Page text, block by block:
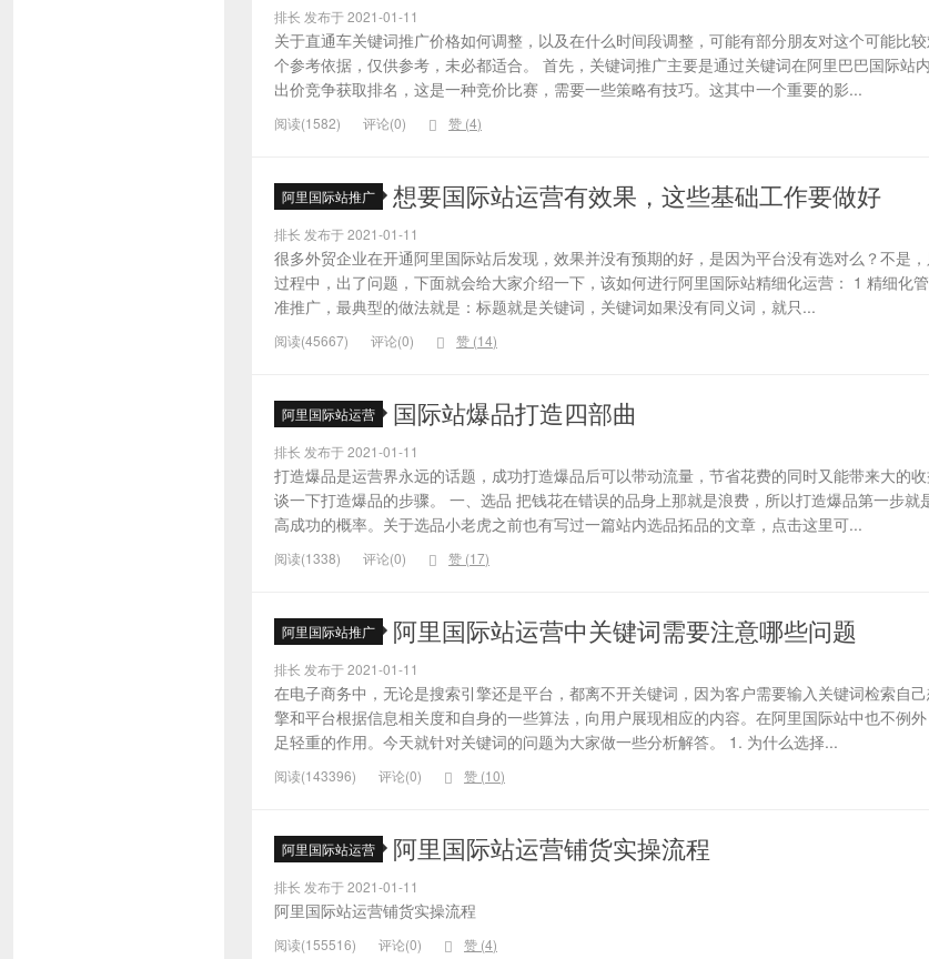
排长 发布于 2021-01-11
关于直通车关键词推广价格如何调整，以及在什么时间段调整，可能有部分朋友对这个可能比
个参考依据，仅供参考，未必都适合。 首先，关键词推广主要是通过关键词在阿里巴巴国际站
出价竞争获取排名，这是一种竞价比赛，需要一些策略有技巧。这其中一个重要的影...
阅读(1582) 评论(0) 赞 (4)
阿里国际站推广 想要国际站运营有效果，这些基础工作要做好
排长 发布于 2021-01-11
很多外贸企业在开通阿里国际站后发现，效果并没有预期的好，是因为平台没有选对么？不是
过程中，出了问题，下面就会给大家介绍一下，该如何进行阿里国际站精细化运营： 1 精细化
准推广，最典型的做法就是：标题就是关键词，关键词如果没有同义词，就只...
阅读(45667) 评论(0) 赞 (14)
阿里国际站运营 国际站爆品打造四部曲
排长 发布于 2021-01-11
打造爆品是运营界永远的话题，成功打造爆品后可以带动流量，节省花费的同时又能带来大的
谈一下打造爆品的步骤。 一、选品 把钱花在错误的品身上那就是浪费，所以打造爆品第一步就
高成功的概率。关于选品小老虎之前也有写过一篇站内选品拓品的文章，点击这里可...
阅读(1338) 评论(0) 赞 (17)
阿里国际站推广 阿里国际站运营中关键词需要注意哪些问题
排长 发布于 2021-01-11
在电子商务中，无论是搜索引擎还是平台，都离不开关键词，因为客户需要输入关键词检索自
擎和平台根据信息相关度和自身的一些算法，向用户展现相应的内容。在阿里国际站中也不例
足轻重的作用。今天就针对关键词的问题为大家做一些分析解答。 1. 为什么选择...
阅读(143396) 评论(0) 赞 (10)
阿里国际站运营 阿里国际站运营铺货实操流程
排长 发布于 2021-01-11
阿里国际站运营铺货实操流程
阅读(155516) 评论(0) 赞 (4)